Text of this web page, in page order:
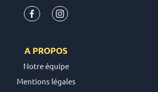
A PROPOS
Notre équipe
Mentions légales